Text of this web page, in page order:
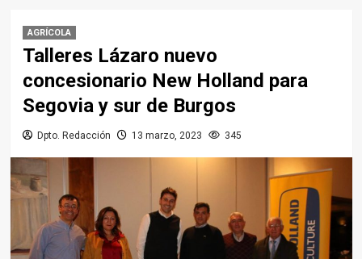
AGRÍCOLA
Talleres Lázaro nuevo
concesionario New Holland para
Segovia y sur de Burgos
Dpto. Redacción 13 marzo, 2023 345